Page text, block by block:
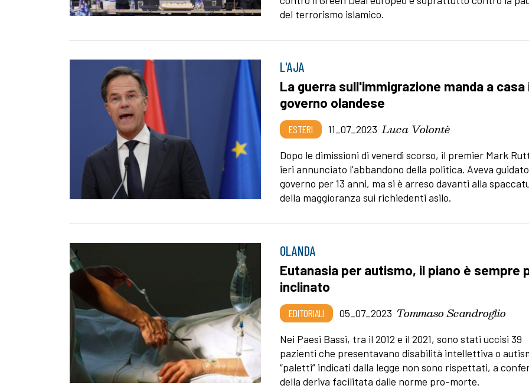
del terrorismo islamico.
L'AJA
La guerra sull'immigrazione manda a casa
governo olandese
ESTERI 11_07_2023 Luca Volontè
Dopo le dimissioni di venerdì scorso, il premier Mark
ieri annunciato l'abbandono della politica. Aveva
governo per 13 anni, ma si è arreso davanti alla
della maggioranza sui richiedenti asilo.
OLANDA
Eutanasia per autismo, il piano è sempre
inclinato
EDITORIALI 05_07_2023 Tommaso Scandroglio
Nei Paesi Bassi, tra il 2012 e il 2021, sono stati uccisi 39
pazienti che presentavano disabilità intellettiva o
“paletti” indicati dalla legge non sono rispettati, a
della deriva facilitata dalle norme pro-morte.